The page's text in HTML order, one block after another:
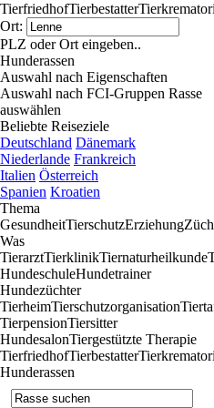
TierfriedhofTierbestatter
Ort:
PLZ oder Ort eingeben..
Hunderassen
Auswahl nach Eigenschaften
Auswahl nach FCI-Gruppen Rasse
auswählen
Beliebte Reiseziele
Deutschland Dänemark
Niederlande Frankreich
Italien Österreich
Spanien Kroatien
Thema
GesundheitTierschutzErziehung
Was
TierarztTierklinikTiernaturheilkunde
HundeschuleHundetrainer
Hundezüchter
TierheimTierschutzorganisation
TierpensionTiersitter
HundesalonTiergestützte Therapie
TierfriedhofTierbestatter
Hunderassen